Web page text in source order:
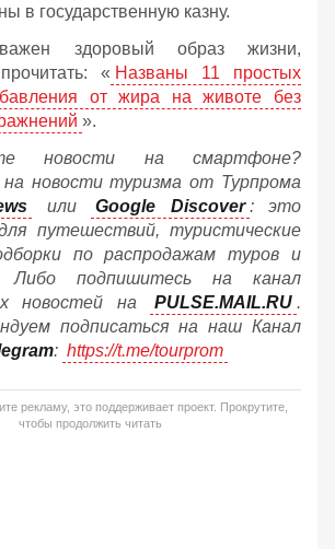
в государственную казну.
здоровый образ жизни,
« Названы 11 простых
от жира на животе без
».
новости на смартфоне?
новости туризма от Турпрома
или Google Discover : это
путешествий, туристические
по распродажам туров и
Либо подпишитесь на канал
новостей на
PULSE.MAIL.RU .
подписаться на наш Канал
: https://t.me/tourprom
рекламу, это поддерживает проект. Прокрутите,
чтобы продолжить читать